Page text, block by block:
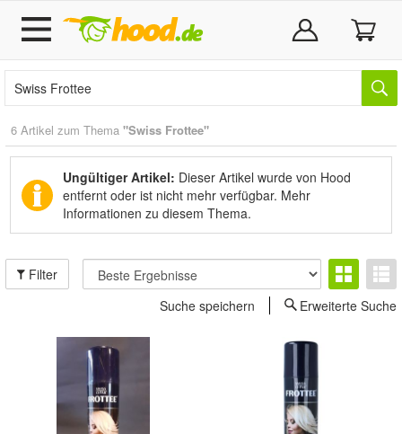
6 Artikel zum Thema "Swiss Frottee"
Ungültiger Artikel: Dieser Artikel wurde von Hood
entfernt oder ist nicht mehr verfügbar. Mehr
Informationen zu diesem Thema.
Filter
Suche speichern
Erweiterte Suche